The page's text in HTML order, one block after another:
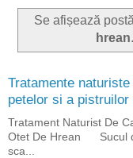
Se afișează
hrean.
Tratamente
petelor si a pistruilor
Tratament Naturist De
Otet De Hrean Sucul
sca...